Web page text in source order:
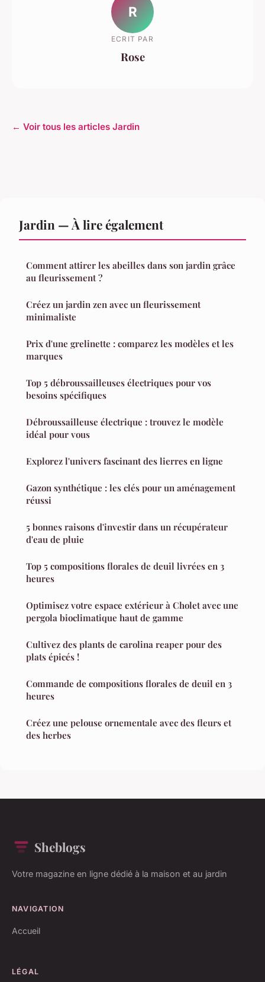
R
ECRIT PAR
Rose
← Voir tous les articles Jardin
Jardin — À lire également
Comment attirer les abeilles dans son jardin grâce
au fleurissement ?
Créez un jardin zen avec un fleurissement
minimaliste
Prix d'une grelinette : comparez les modèles et les
marques
Top 5 débroussailleuses électriques pour vos
besoins spécifiques
Débroussailleuse électrique : trouvez le modèle
idéal pour vous
Explorez l'univers fascinant des lierres en ligne
Gazon synthétique : les clés pour un aménagement
réussi
5 bonnes raisons d'investir dans un récupérateur
d'eau de pluie
Top 5 compositions florales de deuil livrées en 3
heures
Optimisez votre espace extérieur à Cholet avec une
pergola bioclimatique haut de gamme
Cultivez des plants de carolina reaper pour des
plats épicés !
Commande de compositions florales de deuil en 3
heures
Créez une pelouse ornementale avec des fleurs et
des herbes
Sheblogs
Votre magazine en ligne dédié à la maison et au jardin
NAVIGATION
Accueil
LÉGAL